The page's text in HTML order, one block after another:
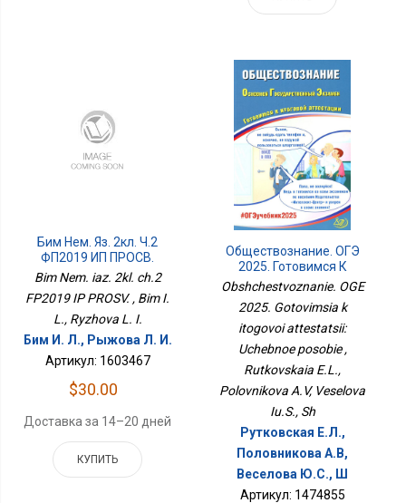
Бим Нем. Яз. 2кл. Ч.2
ФП2019 ИП ПРОСВ.
Bim Nem. iaz. 2kl. ch.2
FP2019 IP PROSV. , Bim I.
L., Ryzhova L. I.
Бим И. Л., Рыжова Л. И.
Артикул: 1603467
$30.00
Доставка за 14–20 дней
КУПИТЬ
Обществознание. ОГЭ
2025. Готовимся К
Итоговой Аттестации:
Obshchestvoznanie. OGE
2025. Gotovimsia k
itogovoi attestatsii:
Uchebnoe posobie ,
Rutkovskaia E.L.,
Polovnikova A.V, Veselova
Iu.S., Sh
Рутковская Е.Л.,
Половникова А.В,
Веселова Ю.С., Ш
Артикул: 1474855